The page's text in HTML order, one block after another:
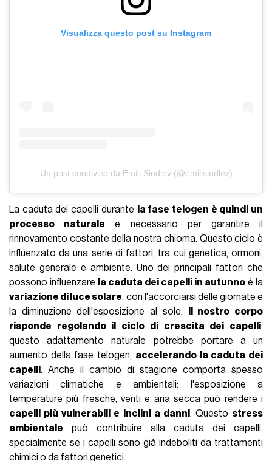
Visualizza questo post su Instagram
Un post condiviso da Emili Sindlev (@emilisindlev)
La caduta dei capelli durante
la fase telogen è quindi un
processo naturale e necessario per garantire il
rinnovamento costante della nostra chioma. Questo ciclo è
influenzato da una serie di fattori, tra cui genetica, ormoni,
salute generale e ambiente. Uno dei principali fattori che
possono influenzare
la caduta dei capelli in autunno è la
variazione di luce solare, con l'accorciarsi delle giornate e
la diminuzione dell'esposizione al sole, il nostro corpo
risponde regolando il ciclo di crescita dei capelli;
questo adattamento naturale potrebbe portare a un
aumento della fase telogen, accelerando la caduta dei
capelli. Anche ilcambio di stagione comporta spesso
variazioni climatiche e ambientali: l'esposizione a
temperature più fresche, venti e aria secca può rendere i
capelli più vulnerabili e inclini a danni. Questo stress
ambientale può contribuire alla caduta dei capelli,
specialmente se i capelli sono già indeboliti da trattamenti
chimici o da fattori genetici.